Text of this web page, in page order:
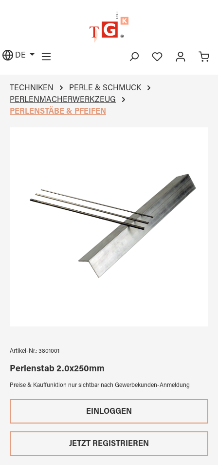
DE
TECHNIKEN
PERLE & SCHMUCK
PERLENMACHERWERKZEUG
PERLENSTÄBE & PFEIFEN
Artikel-Nr.: 3801001
Perlenstab 2.0x250mm
Preise & Kauffunktion nur sichtbar nach Gewerbekunden-Anmeldung
EINLOGGEN
JETZT REGISTRIEREN